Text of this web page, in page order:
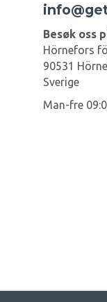
Besøk oss
Hörnefors
90531
Sverige
Man-fre